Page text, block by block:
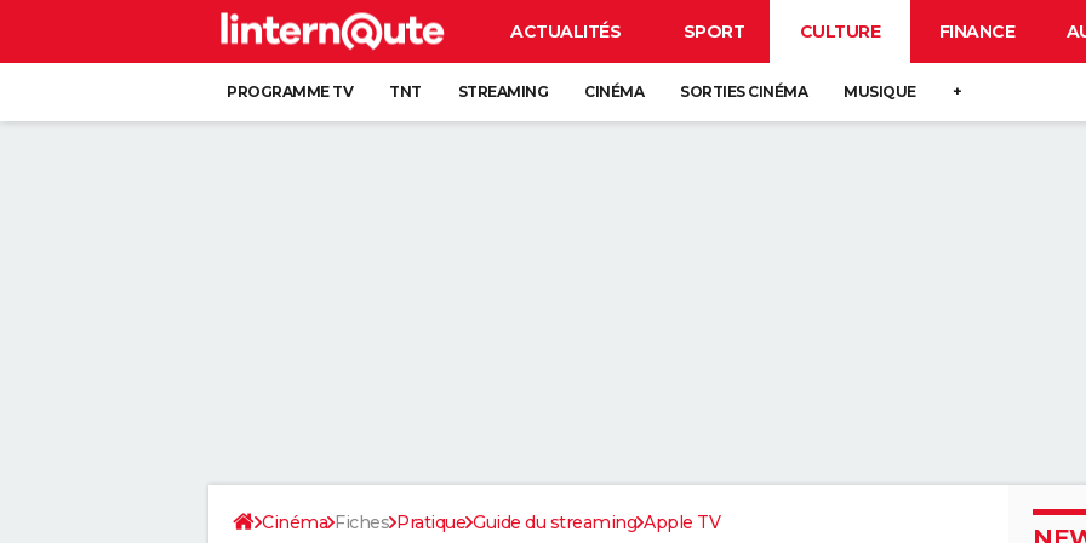
ACTUALITÉS SPORT CULTURE FINANCE
PROGRAMME TV TNT STREAMING CINÉMA SORTIES CINÉMA MUSIQUE +
Cinéma Fiches Pratique Guide du streaming Apple TV